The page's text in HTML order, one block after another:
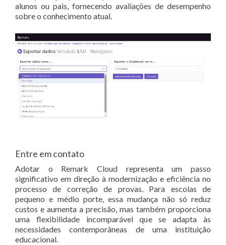
alunos ou pais, fornecendo avaliações de desempenho
sobre o conhecimento atual.
Entre em contato
Adotar o Remark Cloud representa um passo
significativo em direção à modernização e eficiência no
processo de correção de provas. Para escolas de
pequeno e médio porte, essa mudança não só reduz
custos e aumenta a precisão, mas também proporciona
uma flexibilidade incomparável que se adapta às
necessidades contemporâneas de uma instituição
educacional.